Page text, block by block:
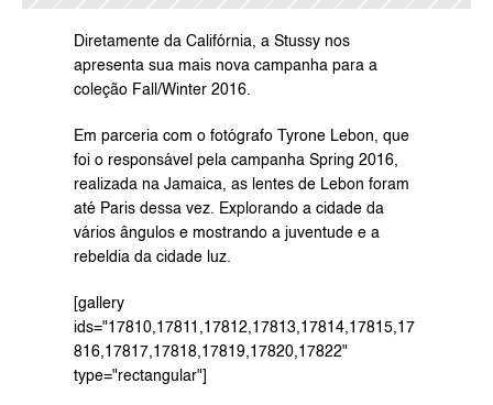
Diretamente da Califórnia, a Stussy nos
apresenta sua mais nova campanha para a
coleção Fall/Winter 2016.
Em parceria com o fotógrafo Tyrone Lebon, que
foi o responsável pela campanha Spring 2016,
realizada na Jamaica, as lentes de Lebon foram
até Paris dessa vez. Explorando a cidade da
vários ângulos e mostrando a juventude e a
rebeldia da cidade luz.
[gallery
ids="17810,17811,17812,17813,17814,17815,17
816,17817,17818,17819,17820,17822"
type="rectangular"]